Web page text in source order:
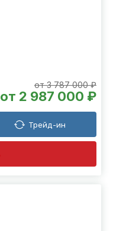
от 3 787 000 ₽
от 2 987 000 ₽
Трейд-ин